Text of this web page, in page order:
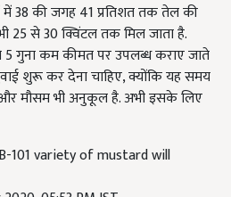
38की जगह41प्रतिशत तक तेल की
25से30क्विंटल तक मिल जाता है.
गुना कम कीमत पर उपलब्ध कराए जाते
शुरू कर देना चाहिए, क्योंकि यह समय
मौसम भी अनुकूल है. अभी इसके लिए
101 variety of mustard will